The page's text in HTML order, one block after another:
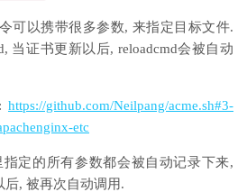
可以携带很多参数, 来指定目标文件.
当证书更新以后, reloadcmd会被自动
https://github.com/Neilpang/acme.sh#3-
etc
定的所有参数都会被自动记录下来,
, 被再次自动调用.